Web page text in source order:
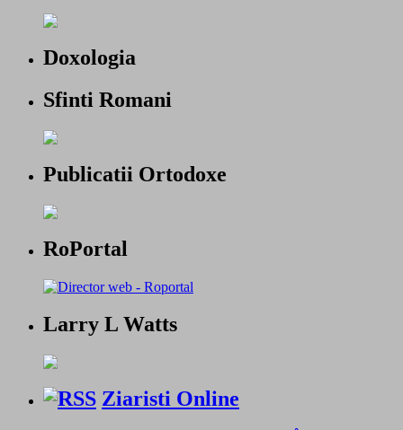
Doxologia
Sfinti Romani
Publicatii Ortodoxe
RoPortal
Larry L Watts
Ziaristi Online